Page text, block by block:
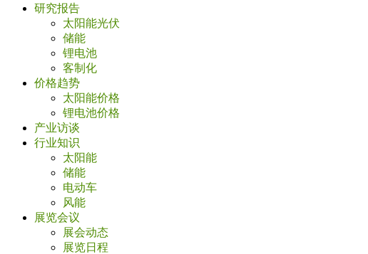
研究报告
太阳能光伏
储能
锂电池
客制化
价格趋势
太阳能价格
锂电池价格
产业访谈
行业知识
太阳能
储能
电动车
风能
展览会议
展会动态
展览日程